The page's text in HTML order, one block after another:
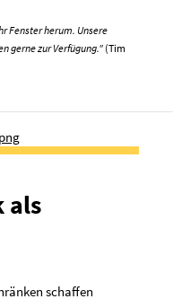
Fenster herum. Unsere
gerne zur Verfügung." (Tim
als
schaffen